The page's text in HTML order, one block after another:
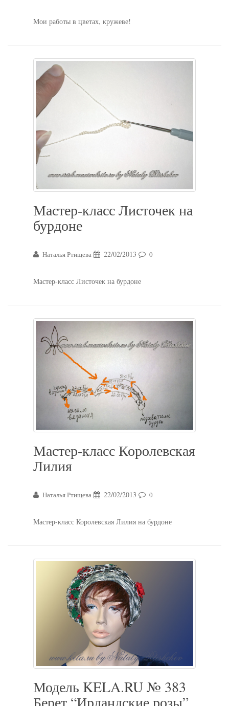
Мои работы в цветах, кружеве!
Мастер-класс Листочек на
бурдоне
Наталья Ртищева 22/02/2013 0
Мастер-класс Листочек на бурдоне
Мастер-класс Королевская
Лилия
Наталья Ртищева 22/02/2013 0
Мастер-класс Королевская Лилия на бурдоне
Модель KELA.RU № 383
Берет “Ирландские розы”